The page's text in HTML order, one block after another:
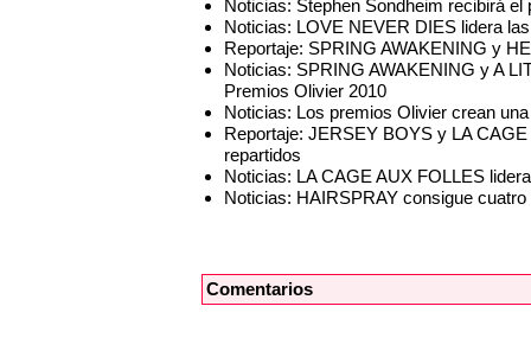
Noticias: Stephen Sondheim recibirá
Noticias: LOVE NEVER DIES lidera
Reportaje: SPRING AWAKENING y
Noticias: SPRING AWAKENING y A
Premios Olivier 2010
Noticias: Los premios Olivier crean
Reportaje: JERSEY BOYS y LA
repartidos
Noticias: LA CAGE AUX FOLLES
Noticias: HAIRSPRAY consigue
Comentarios